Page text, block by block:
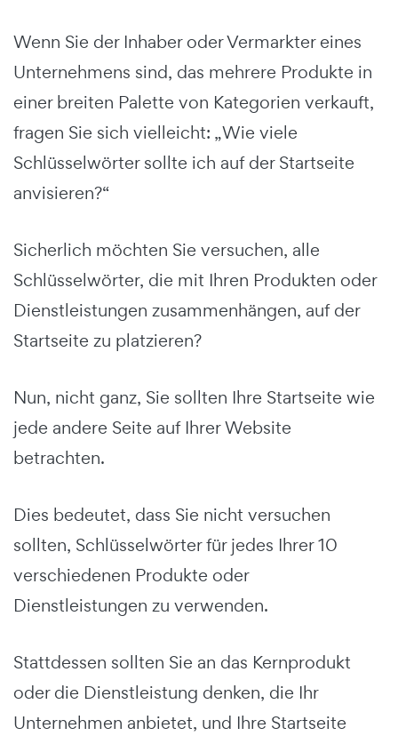
Wenn Sie der Inhaber oder Vermarkter eines
Unternehmens sind, das mehrere Produkte in
einer breiten Palette von Kategorien verkauft,
fragen Sie sich vielleicht: „Wie viele
Schlüsselwörter sollte ich auf der Startseite
anvisieren?“
Sicherlich möchten Sie versuchen, alle
Schlüsselwörter, die mit Ihren Produkten oder
Dienstleistungen zusammenhängen, auf der
Startseite zu platzieren?
Nun, nicht ganz, Sie sollten Ihre Startseite wie
jede andere Seite auf Ihrer Website
betrachten.
Dies bedeutet, dass Sie nicht versuchen
sollten, Schlüsselwörter für jedes Ihrer 10
verschiedenen Produkte oder
Dienstleistungen zu verwenden.
Stattdessen sollten Sie an das Kernprodukt
oder die Dienstleistung denken, die Ihr
Unternehmen anbietet, und Ihre Startseite